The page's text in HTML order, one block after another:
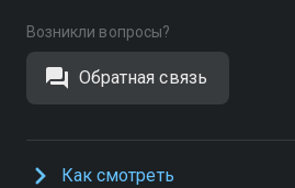
Возникли вопросы?
Обратная связь
Как смотреть